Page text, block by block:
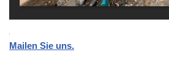
Mailen Sie uns.